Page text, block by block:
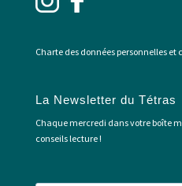
Charte des données personnelles et
La Newsletter du Tétras
Chaque mercredi dans votre boîte
conseils lecture !